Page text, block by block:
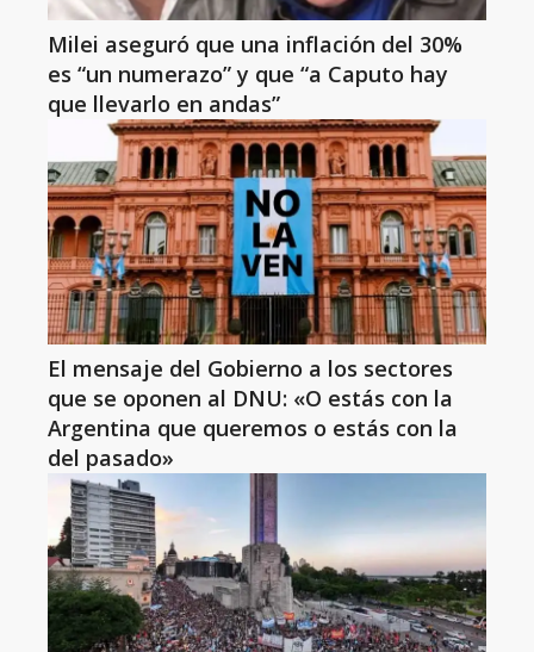
Milei aseguró que una inflación del 30%
es “un numerazo” y que “a Caputo hay
que llevarlo en andas”
El mensaje del Gobierno a los sectores
que se oponen al DNU: «O estás con la
Argentina que queremos o estás con la
del pasado»